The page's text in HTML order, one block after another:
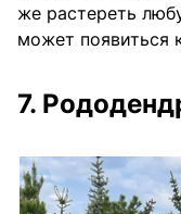
же растереть
может появиться
7.